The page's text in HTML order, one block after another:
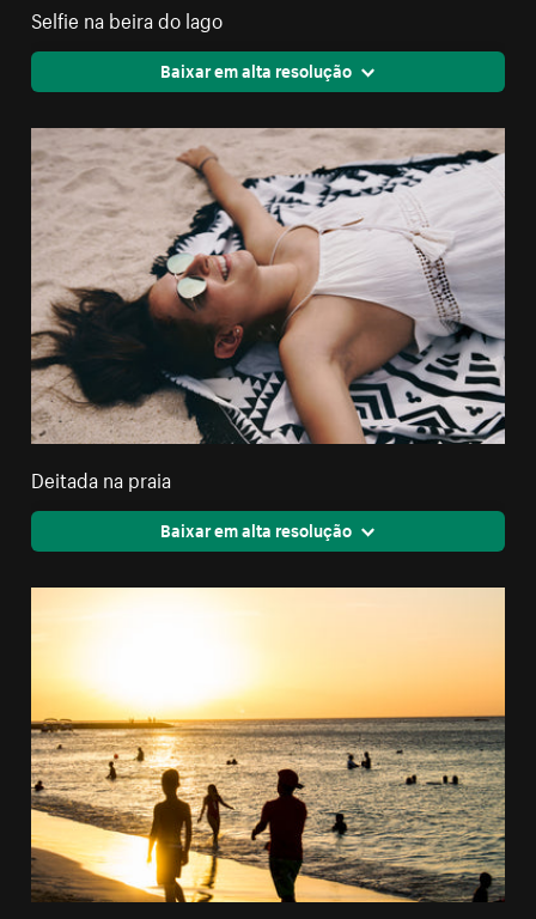
Selfie na beira do lago
Baixar em alta resolução
Deitada na praia
Baixar em alta resolução